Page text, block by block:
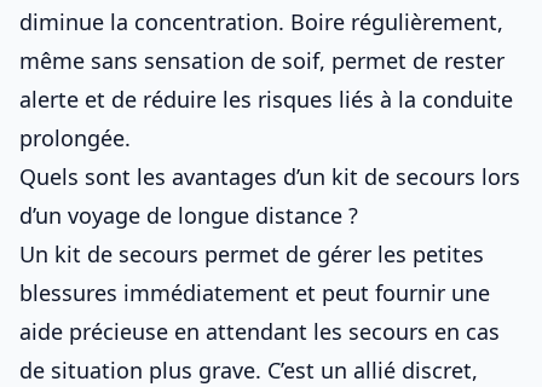
diminue la concentration. Boire régulièrement,
même sans sensation de soif, permet de rester
alerte et de réduire les risques liés à la conduite
prolongée.
Quels sont les avantages d’un kit de secours lors
d’un voyage de longue distance ?
Un kit de secours permet de gérer les petites
blessures immédiatement et peut fournir une
aide précieuse en attendant les secours en cas
de situation plus grave. C’est un allié discret,